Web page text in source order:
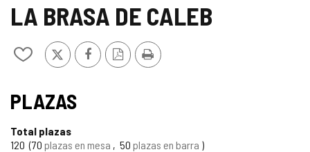
León
LA BRASA DE CALEB
Añadir/quitar
cuadernos
X FacebookVersión
PDF
Imprimir
PLAZAS
Total plazas
120 70 plazas en mesa 50 plazas en barra